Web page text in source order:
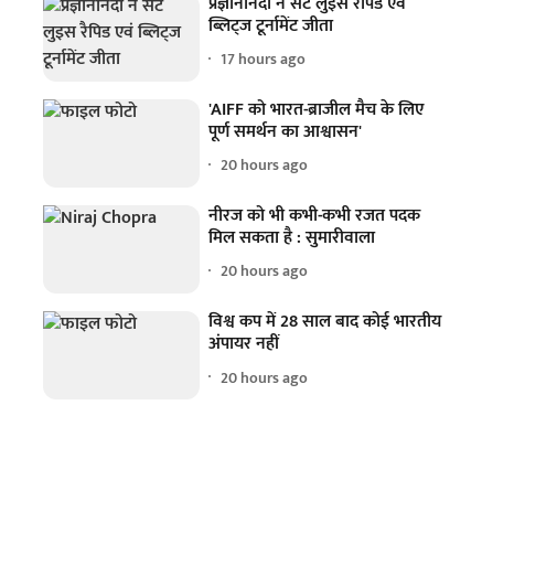
ब्लिट्ज टूर्नामेंट जीता
17 hours ago
'AIFF को भारत-ब्राजील मैच के लिए
पूर्ण समर्थन का आश्वासन'
20 hours ago
नीरज को भी कभी-कभी रजत पदक
मिल सकता है : सुमारीवाला
20 hours ago
विश्व कप में 28 साल बाद कोई भारतीय
अंपायर नहीं
20 hours ago